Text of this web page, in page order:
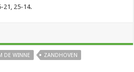
21, 25-14.
DE WINNE ZANDHOVEN